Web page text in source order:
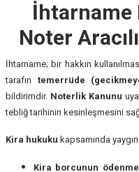
İhtarname
Noter
İhtarname; bir hakkın
tarafın temerrüde
bildirimdir. Noterlik Kanunu
tebliğ tarihinin kesinleşmesini
Kira hukuku kapsamında
Kira borcunun